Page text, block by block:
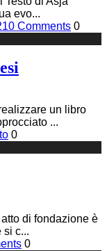
evo...
0 Comments 0
un libro
...
0
di fondazione è
si c...
0